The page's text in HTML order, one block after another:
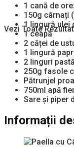
Vezi Toate
1 cană de
150g cârnați
1 lingură ulei
1 ceapă
2 căței de
1 lingură
2 linguri
250g fasole
Pătrunjel
750ml apă
Sare și piper
Informații